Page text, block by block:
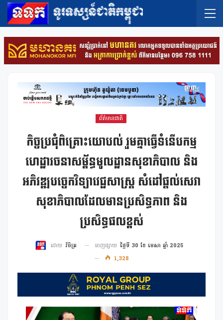
ព័ត៌មានជាតិ
កិច្ចប្រជុំពិគ្រោះយោបល់ រួមគ្នាធ្វើទំនើបកម្ម
ហេដ្ឋារចនាសម្ព័ន្ធមូលដ្ឋានសុខាភិបាល និង
អភិវឌ្ឍបច្ចេកវិទ្យាវេជ្ជសាស្រ្ត សំដៅផ្តល់សេវា
សុខាភិបាលដែលមានប្រសិទ្ធភាព និង
ប្រសិទ្ធផលខ្ពស់
ដោយ វិចិត្រ ចេញផ្សាយ ថ្ងៃទី 30 ខែ មេសា ឆ្នាំ 2025
1,328